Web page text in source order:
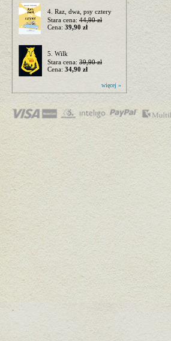
4. Raz, dwa, psy cztery
Stara cena: 44,90 zł
Cena: 39,90 zł
5. Wilk
Stara cena: 39,90 zł
Cena: 34,90 zł
więcej »